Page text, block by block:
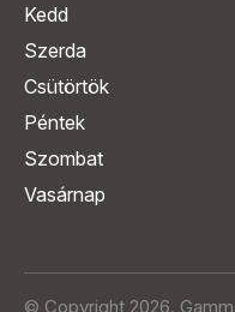
Kedd
Szerda
Csütörtök
Péntek
Szombat
Vasárnap
© Copyright 2026.